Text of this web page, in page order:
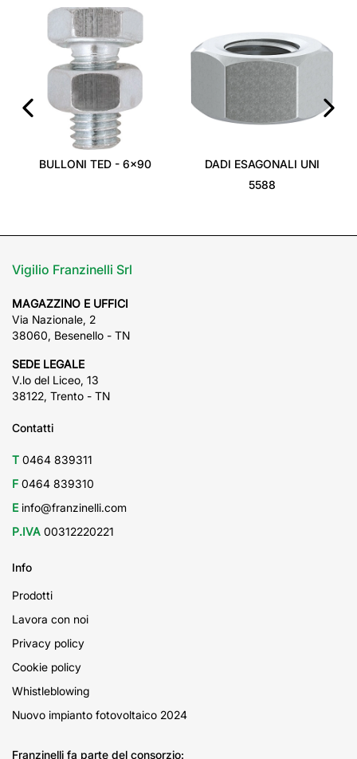
BULLONI TED - 6x90
DADI ESAGONALI UNI
5588
Vigilio Franzinelli Srl
MAGAZZINO E UFFICI
Via Nazionale, 2
38060, Besenello - TN
SEDE LEGALE
V.lo del Liceo, 13
38122, Trento - TN
Contatti
T 0464 839311
F 0464 839310
E info@franzinelli.com
P.IVA 00312220221
Info
Prodotti
Lavora con noi
Privacy policy
Cookie policy
Whistleblowing
Nuovo impianto fotovoltaico 2024
Franzinelli fa parte del consorzio: